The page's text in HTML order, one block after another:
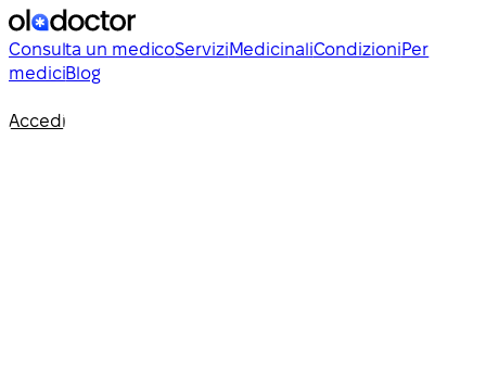
Consulta un medicoServiziMedicinaliCondizioniPer
mediciBlog
Accedi